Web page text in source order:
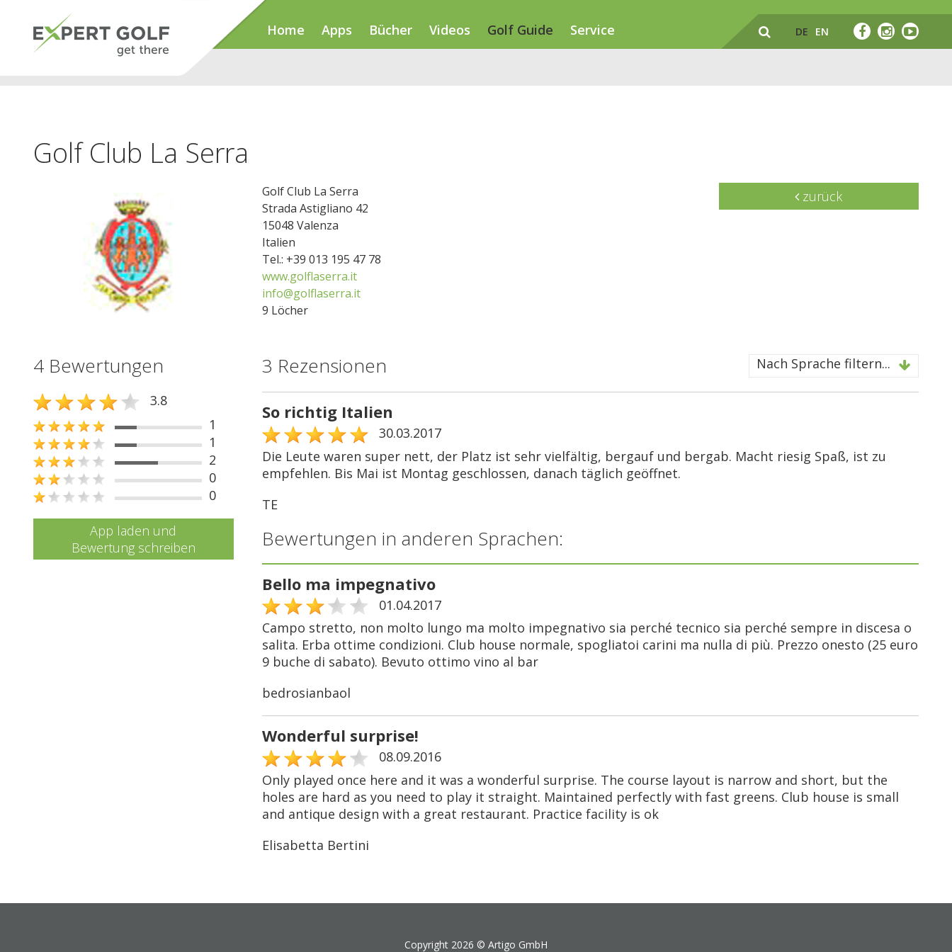
Home Apps Bücher Videos Golf Guide Service DE EN
Golf Club La Serra
Golf Club La Serra
Strada Astigliano 42
15048 Valenza
Italien
Tel.: +39 013 195 47 78
www.golflaserra.it
info@golflaserra.it
9 Löcher
zurück
4 Bewertungen
3.8
1
1
2
0
0
App laden und
Bewertung schreiben
3 Rezensionen Nach Sprache filtern...
So richtig Italien
30.03.2017
Die Leute waren super nett, der Platz ist sehr vielfältig, bergauf und bergab. Macht riesig Spaß, ist zu
empfehlen. Bis Mai ist Montag geschlossen, danach täglich geöffnet.
TE
Bewertungen in anderen Sprachen:
Bello ma impegnativo
01.04.2017
Campo stretto, non molto lungo ma molto impegnativo sia perché tecnico sia perché sempre in discesa o
salita. Erba ottime condizioni. Club house normale, spogliatoi carini ma nulla di più. Prezzo onesto (25 euro
9 buche di sabato). Bevuto ottimo vino al bar
bedrosianbaol
Wonderful surprise!
08.09.2016
Only played once here and it was a wonderful surprise. The course layout is narrow and short, but the
holes are hard as you need to play it straight. Maintained perfectly with fast greens. Club house is small
and antique design with a great restaurant. Practice facility is ok
Elisabetta Bertini
Copyright 2026 © Artigo GmbH